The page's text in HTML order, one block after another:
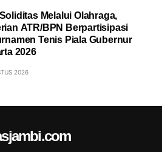
Melalui Olahraga,
ATR/BPN Berpartisipasi
Tenis Piala Gubernur
2026
2026